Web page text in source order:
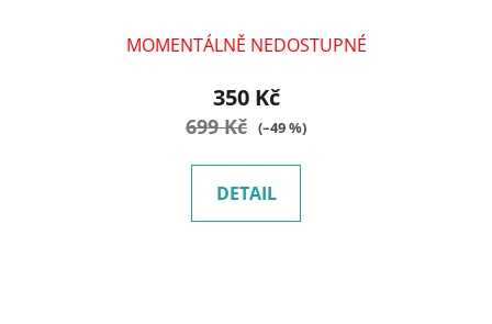
MOMENTÁLNĚ NEDOSTUPNÉ
350 Kč
699 Kč (–49 %)
DETAIL